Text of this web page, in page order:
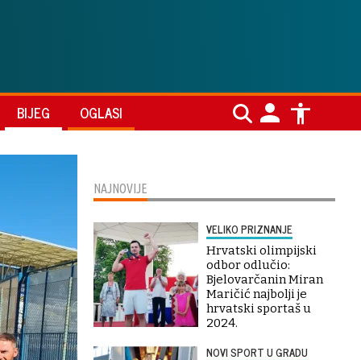
BIJEG OGLASI
NAJNOVIJE
VELIKO PRIZNANJE
Hrvatski olimpijski
odbor odlučio:
Bjelovarčanin Miran
Maričić najbolji je
hrvatski sportaš u
2024.
NOVI SPORT U GRADU